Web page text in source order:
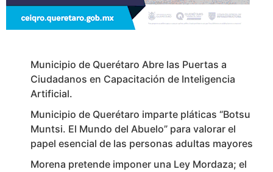
Municipio de Querétaro Abre las Puertas a
Ciudadanos en Capacitación de Inteligencia
Artificial.
Municipio de Querétaro imparte pláticas “Botsu
Muntsi. El Mundo del Abuelo” para valorar el
papel esencial de las personas adultas mayores
Morena pretende imponer una Ley Mordaza; el